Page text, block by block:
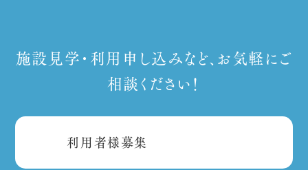
施設見学・利用申し込みなど、お気軽にご
相談ください！
利用者様募集